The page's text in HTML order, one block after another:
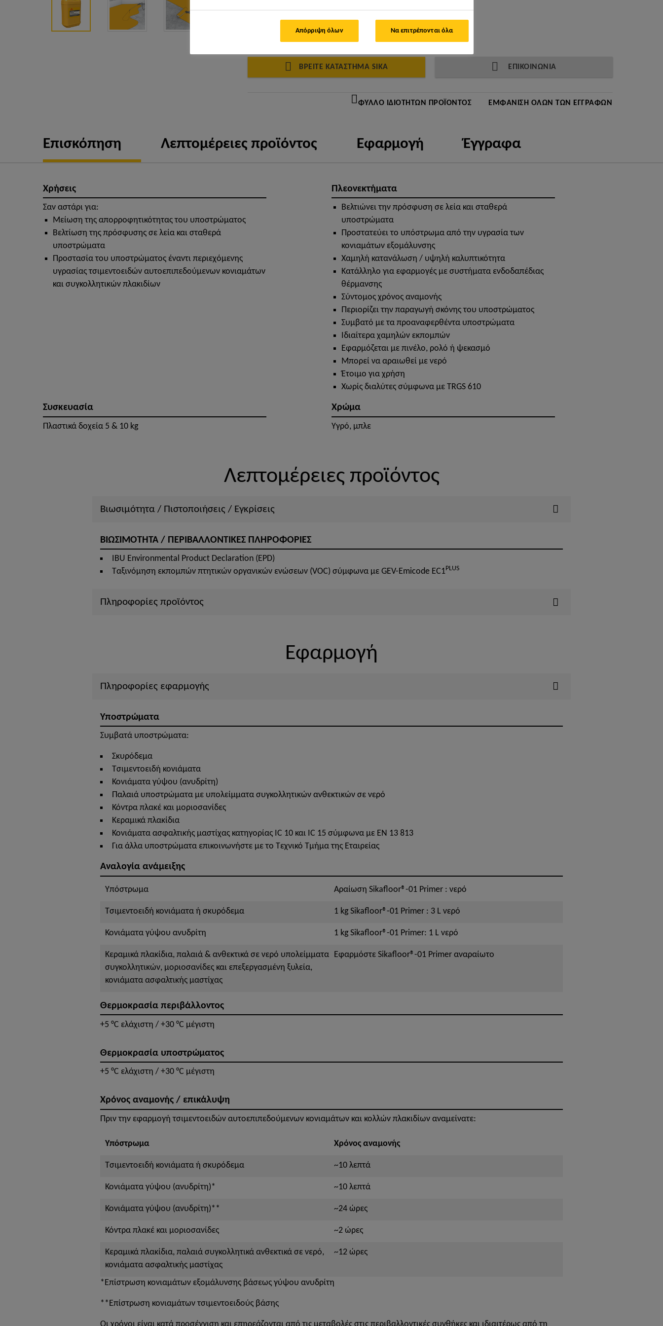
ΒΡΕΊΤΕ ΚΑΤΆΣΤΗΜΑ SIKA ΕΠΙΚΟΙΝΩΝΙΑ
ΦΎΛΛΟ ΙΔΙΟΤΉΤΩΝ ΠΡΟΪΌΝΤΟΣ ΕΜΦΆΝΙΣΗ ΌΛΩΝ ΤΩΝ ΕΓΓΡΆΦΩΝ
Επισκόπηση Λεπτομέρειες προϊόντος Εφαρμογή Έγγραφα
Χρήσεις
Σαν αστάρι για:
Μείωση της απορροφητικότητας του υποστρώματος
Βελτίωση της πρόσφυσης σε λεία και σταθερά
υποστρώματα
Προστασία του υποστρώματος έναντι περιεχόμενης
υγρασίας τσιμεντοειδών αυτοεπιπεδούμενων κονιαμάτων
και συγκολλητικών πλακιδίων
Πλεονεκτήματα
Βελτιώνει την πρόσφυση σε λεία και σταθερά
υποστρώματα
Προστατεύει το υπόστρωμα από την υγρασία των
κονιαμάτων εξομάλυνσης
Χαμηλή κατανάλωση / υψηλή καλυπτικότητα
Κατάλληλο για εφαρμογές με συστήματα ενδοδαπέδιας
θέρμανσης
Σύντομος χρόνος αναμονής
Περιορίζει την παραγωγή σκόνης του υποστρώματος
Συμβατό με τα προαναφερθέντα υποστρώματα
Ιδιαίτερα χαμηλών εκπομπών
Εφαρμόζεται με πινέλο, ρολό ή ψεκασμό
Μπορεί να αραιωθεί με νερό
Έτοιμο για χρήση
Χωρίς διαλύτες σύμφωνα με TRGS 610
Συσκευασία
Πλαστικά δοχεία 5 & 10 kg
Χρώμα
Υγρό, μπλε
Λεπτομέρειες προϊόντος
Βιωσιμότητα / Πιστοποιήσεις / Εγκρίσεις
ΒΙΩΣΙΜΟΤΗΤΑ / ΠΕΡΙΒΑΛΛΟΝΤΙΚΕΣ ΠΛΗΡΟΦΟΡΙΕΣ
IBU Environmental Product Declaration (EPD)
Ταξινόμηση εκπομπών πτητικών οργανικών ενώσεων (VOC) σύμφωνα με GEV-Emicode EC1PLUS
Πληροφορίες προϊόντος
Εφαρμογή
Πληροφορίες εφαρμογής
Υποστρώματα
Συμβατά υποστρώματα:
Σκυρόδεμα
Τσιμεντοειδή κονιάματα
Κονιάματα γύψου (ανυδρίτη)
Παλαιά υποστρώματα με υπολείμματα συγκολλητικών ανθεκτικών σε νερό
Κόντρα πλακέ και μοριοσανίδες
Κεραμικά πλακίδια
Κονιάματα ασφαλτικής μαστίχας κατηγορίας IC 10 και IC 15 σύμφωνα με EN 13 813
Για άλλα υποστρώματα επικοινωνήστε με το Τεχνικό Τμήμα της Εταιρείας
Αναλογία ανάμειξης
Υπόστρωμα Αραίωση Sikafloor®-01 Primer : νερό
Τσιμεντοειδή κονιάματα ή σκυρόδεμα 1 kg Sikafloor®-01 Primer : 3 L νερό
Κονιάματα γύψου ανυδρίτη 1 kg Sikafloor®-01 Primer: 1 L νερό
Κεραμικά πλακίδια, παλαιά & ανθεκτικά σε νερό υπολείμματα
συγκολλητικών, μοριοσανίδες και επεξεργασμένη ξυλεία,
κονιάματα ασφαλτικής μαστίχας
Εφαρμόστε Sikafloor®-01 Primer αναραίωτο
Θερμοκρασία περιβάλλοντος
+5 °C ελάχιστη / +30 °C μέγιστη
Θερμοκρασία υποστρώματος
+5 °C ελάχιστη / +30 °C μέγιστη
Χρόνος αναμονής / επικάλυψη
Πριν την εφαρμογή τσιμεντοειδών αυτοεπιπεδούμενων κονιαμάτων και κολλών πλακιδίων αναμείνατε:
Υπόστρωμα Χρόνος αναμονής
Τσιμεντοειδή κονιάματα ή σκυρόδεμα ~10 λεπτά
Κονιάματα γύψου (ανυδρίτη)* ~10 λεπτά
Κονιάματα γύψου (ανυδρίτη)** ~24 ώρες
Κόντρα πλακέ και μοριοσανίδες ~2 ώρες
Κεραμικά πλακίδια, παλαιά συγκολλητικά ανθεκτικά σε νερό,
κονιάματα ασφαλτικής μαστίχας
~12 ώρες
*Επίστρωση κονιαμάτων εξομάλυνσης βάσεως γύψου ανυδρίτη
**Επίστρωση κονιαμάτων τσιμεντοειδούς βάσης
Απόρριψη όλων Να επιτρέπονται όλα